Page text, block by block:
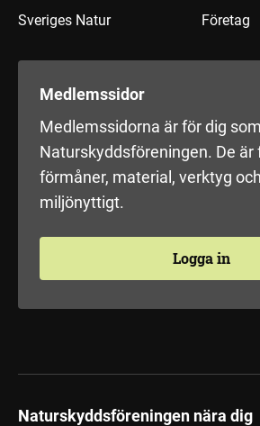
Sveriges Natur Företag
Medlemssidor
Medlemssidorna är för dig
Naturskyddsföreningen. De är
förmåner, material, verktyg
miljönyttigt.
Logga in
Naturskyddsföreningen nära dig